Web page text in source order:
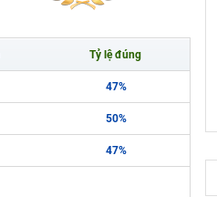
Tỷ lệ đúng
47%
50%
47%